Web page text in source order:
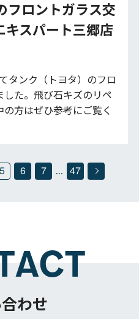
フロントガラス交
キスパート三郷店
タンク（トヨタ）のフロ
した。飛び石キズのリペ
方はぜひ参考にご覧く
5 6 7 47
わせ